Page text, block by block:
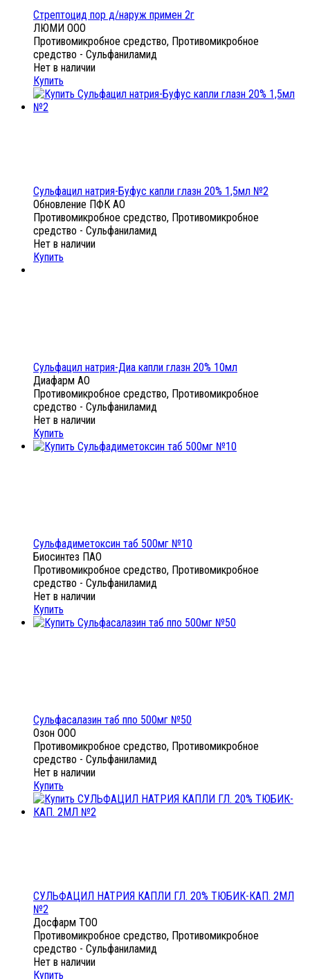
Стрептоцид пор д/наруж примен 2г
ЛЮМИ ООО
Противомикробное средство, Противомикробное
средство - Сульфаниламид
Нет в наличии
Купить
Сульфацил натрия-Буфус капли глазн 20% 1,5мл №2
Обновление ПФК АО
Противомикробное средство, Противомикробное
средство - Сульфаниламид
Нет в наличии
Купить
Сульфацил натрия-Диа капли глазн 20% 10мл
Диафарм АО
Противомикробное средство, Противомикробное
средство - Сульфаниламид
Нет в наличии
Купить
Сульфадиметоксин таб 500мг №10
Биосинтез ПАО
Противомикробное средство, Противомикробное
средство - Сульфаниламид
Нет в наличии
Купить
Сульфасалазин таб ппо 500мг №50
Озон ООО
Противомикробное средство, Противомикробное
средство - Сульфаниламид
Нет в наличии
Купить
СУЛЬФАЦИЛ НАТРИЯ КАПЛИ ГЛ. 20% ТЮБИК-КАП. 2МЛ
№2
Досфарм ТОО
Противомикробное средство, Противомикробное
средство - Сульфаниламид
Нет в наличии
Купить